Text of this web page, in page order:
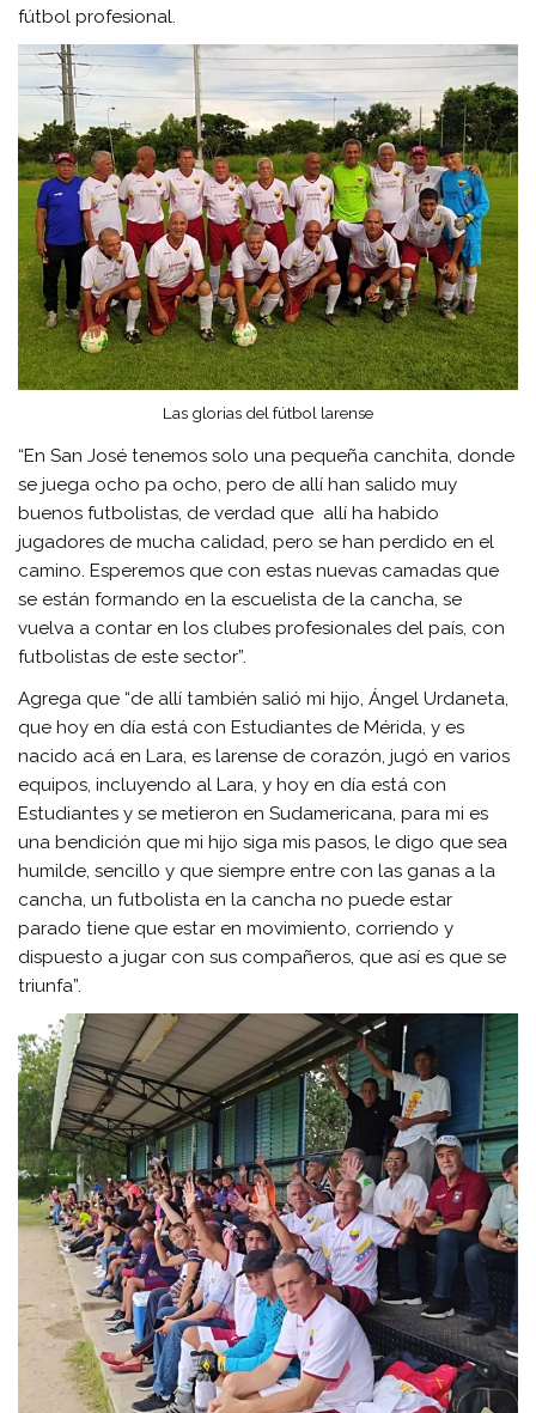
fútbol profesional.
Las glorias del fútbol larense
“En San José tenemos solo una pequeña canchita, donde
se juega ocho pa ocho, pero de allí han salido muy
buenos futbolistas, de verdad que allí ha habido
jugadores de mucha calidad, pero se han perdido en el
camino. Esperemos que con estas nuevas camadas que
se están formando en la escuelista de la cancha, se
vuelva a contar en los clubes profesionales del país, con
futbolistas de este sector”.
Agrega que “de allí también salió mi hijo, Ángel Urdaneta,
que hoy en día está con Estudiantes de Mérida, y es
nacido acá en Lara, es larense de corazón, jugó en varios
equipos, incluyendo al Lara, y hoy en día está con
Estudiantes y se metieron en Sudamericana, para mi es
una bendición que mi hijo siga mis pasos, le digo que sea
humilde, sencillo y que siempre entre con las ganas a la
cancha, un futbolista en la cancha no puede estar
parado tiene que estar en movimiento, corriendo y
dispuesto a jugar con sus compañeros, que así es que se
triunfa”.